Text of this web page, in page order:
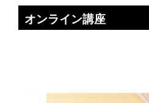
オンライン講座